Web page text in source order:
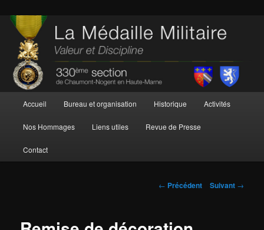
principal
Accueil Bureau et organisation Historique Activités
Nos Hommages Liens utiles Revue de Presse
Contact
Navigation
← Précédent Suivant →